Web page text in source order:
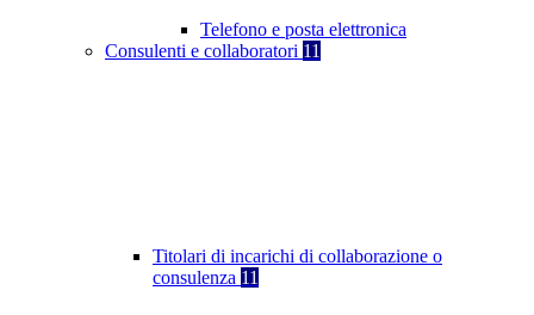
Telefono e posta elettronica
Consulenti e collaboratori 11
Titolari di incarichi di collaborazione o
consulenza 11